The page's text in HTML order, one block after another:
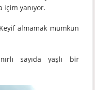
içim yanıyor.
almamak mümkün
sayıda yaşlı bir